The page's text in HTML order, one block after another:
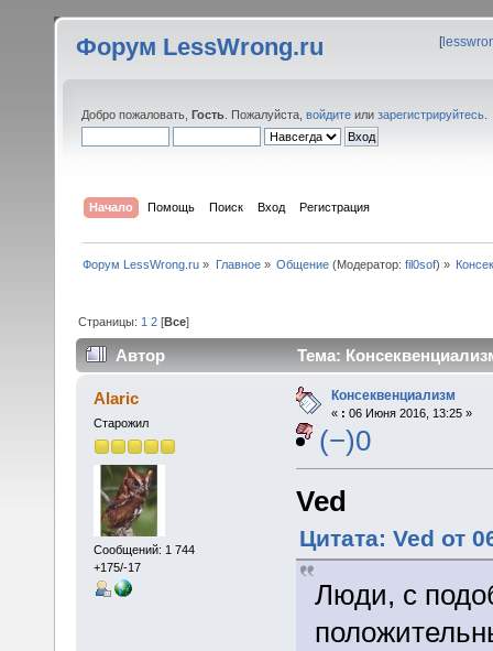
Форум LessWrong.ru [
Добро пожаловать, Гость . Пожалуйста, войдите или зарегистрируйтесь
Начало Помощь Поиск Вход Регистрация
Форум LessWrong.ru » Главное» Общение(Модератор: fil0sof) »
Страницы: 1 2 [Все]
Автор Тема:
Alaric
Старожил
Сообщений: 1 744
+175/-17
Консеквенциализм
« : 06 Июня 2016, 13:25 »
(−)0
Ved
Цитата: Ved от
Люди, с